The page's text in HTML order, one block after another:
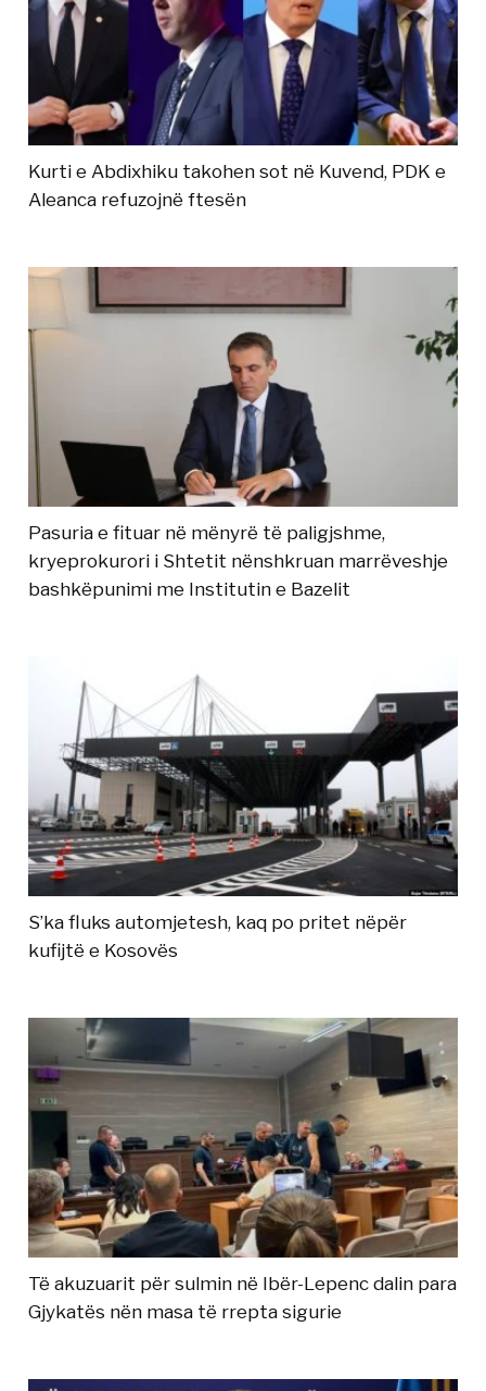
Kurti e Abdixhiku takohen sot në Kuvend, PDK e
Aleanca refuzojnë ftesën
Pasuria e fituar në mënyrë të paligjshme,
kryeprokurori i Shtetit nënshkruan marrëveshje
bashkëpunimi me Institutin e Bazelit
S’ka fluks automjetesh, kaq po pritet nëpër
kufijtë e Kosovës
Të akuzuarit për sulmin në Ibër-Lepenc dalin para
Gjykatës nën masa të rrepta sigurie